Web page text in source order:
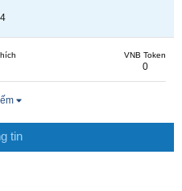
VNB Token
0
tin